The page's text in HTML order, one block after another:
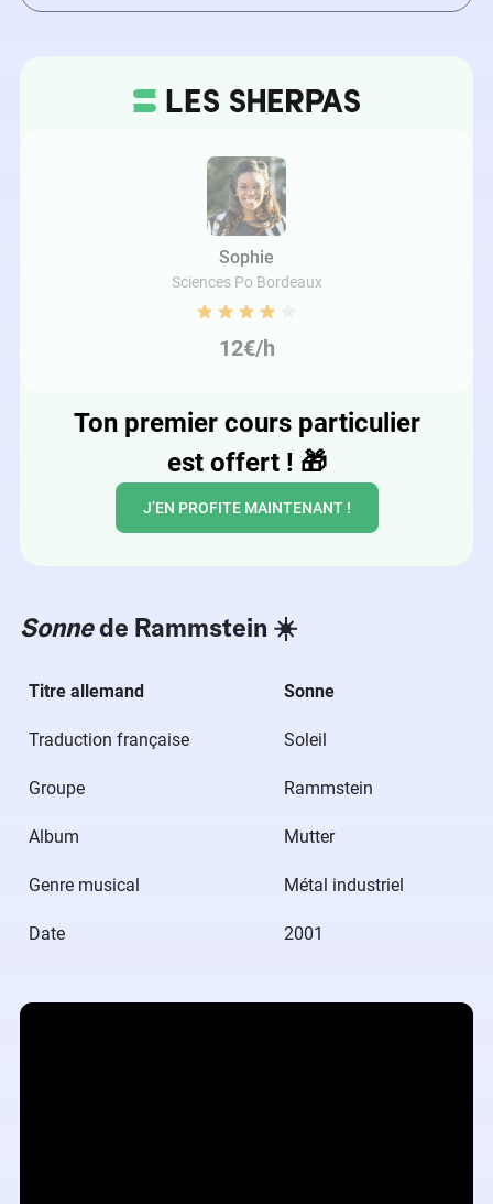
Sophie
Sciences Po Bordeaux
12€/h
Ton premier cours particulier
est offert ! 🎁
J’EN PROFITE MAINTENANT !
Sonnede Rammstein​ ☀️
Titre allemand Sonne
Traduction française Soleil
Groupe Rammstein
Album Mutter
Genre musical Métal industriel
Date 2001